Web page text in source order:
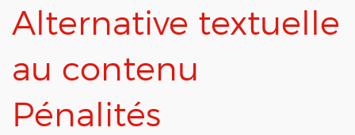
Alternative textuelle
au contenu
Pénalités